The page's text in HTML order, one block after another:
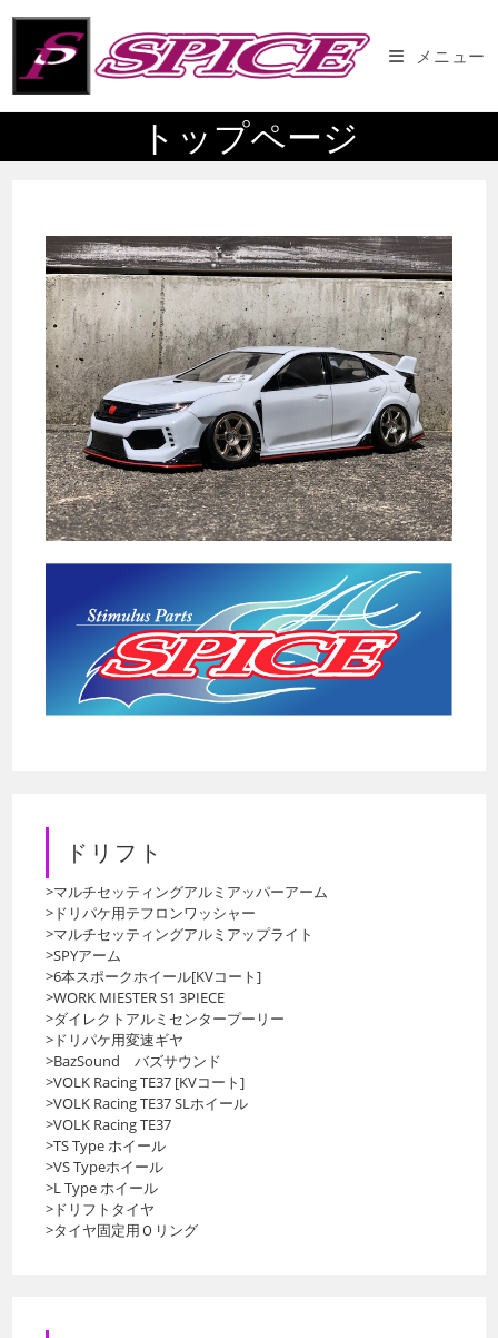
コ
ン
メニュー
トップページ
ドリフト
>マルチセッティングアルミアッパーアーム
>ドリパケ用テフロンワッシャー
>マルチセッティングアルミアップライト
>SPYアーム
>6本スポークホイール[KVコート]
>WORK MIESTER S1 3PIECE
>ダイレクトアルミセンタープーリー
>ドリパケ用変速ギヤ
>BazSound バズサウンド
>VOLK Racing TE37 [KVコート]
>VOLK Racing TE37 SLホイール
>VOLK Racing TE37
>TS Type ホイール
>VS Typeホイール
>L Type ホイール
>ドリフトタイヤ
>タイヤ固定用Ｏリング